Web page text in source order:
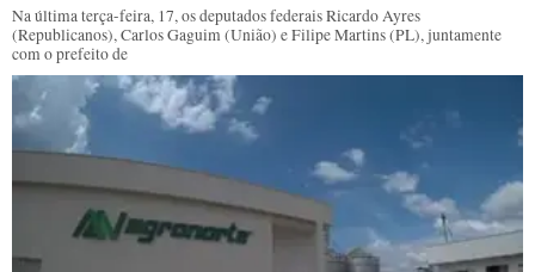
Na última terça-feira, 17, os deputados federais Ricardo Ayres
(Republicanos), Carlos Gaguim (União) e Filipe Martins (PL), juntamente
com o prefeito de